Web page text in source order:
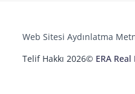
Web Sitesi Aydınlatma
Telif Hakkı 2026© ERA